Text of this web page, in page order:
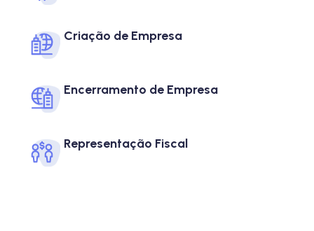
Criação de Empresa
Encerramento de Empresa
Representação Fiscal